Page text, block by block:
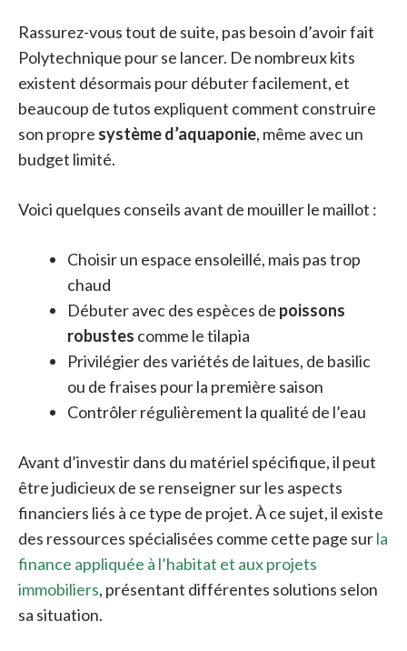
Rassurez-vous tout de suite, pas besoin d’avoir fait
Polytechnique pour se lancer. De nombreux kits
existent désormais pour débuter facilement, et
beaucoup de tutos expliquent comment construire
son propre système d’aquaponie, même avec un
budget limité.
Voici quelques conseils avant de mouiller le maillot :
Choisir un espace ensoleillé, mais pas trop
chaud
Débuter avec des espèces de poissons
robustes comme le tilapia
Privilégier des variétés de laitues, de basilic
ou de fraises pour la première saison
Contrôler régulièrement la qualité de l’eau
Avant d’investir dans du matériel spécifique, il peut
être judicieux de se renseigner sur les aspects
financiers liés à ce type de projet. À ce sujet, il existe
des ressources spécialisées comme cette page surla
finance appliquée à l’habitat et aux projets
immobiliers, présentant différentes solutions selon
sa situation.